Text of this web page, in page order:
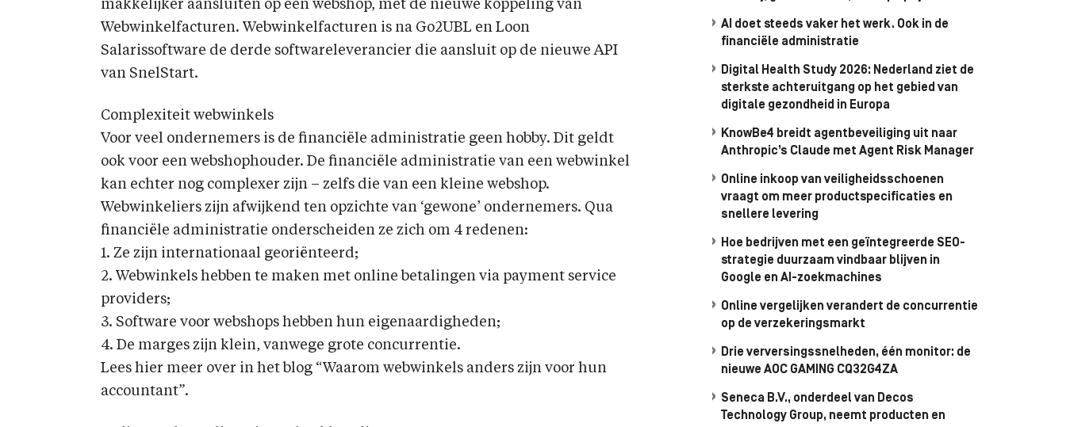
makkelijker aansluiten op een webshop, met de nieuwe koppeling van
Webwinkelfacturen. Webwinkelfacturen is na Go2UBL en Loon
Salarissoftware de derde softwareleverancier die aansluit op de nieuwe API
van SnelStart.
Complexiteit webwinkels
Voor veel ondernemers is de financiële administratie geen hobby. Dit geldt
ook voor een webshophouder. De financiële administratie van een webwinkel
kan echter nog complexer zijn – zelfs die van een kleine webshop.
Webwinkeliers zijn afwijkend ten opzichte van ‘gewone’ ondernemers. Qua
financiële administratie onderscheiden ze zich om 4 redenen:
1. Ze zijn internationaal georiënteerd;
2. Webwinkels hebben te maken met online betalingen via payment service
providers;
3. Software voor webshops hebben hun eigenaardigheden;
4. De marges zijn klein, vanwege grote concurrentie.
Lees hier meer over in het blog “Waarom webwinkels anders zijn voor hun
accountant”.
AI doet steeds vaker het werk. Ook in de
financiële administratie
Digital Health Study 2026: Nederland ziet de
sterkste achteruitgang op het gebied van
digitale gezondheid in Europa
KnowBe4 breidt agentbeveiliging uit naar
Anthropic’s Claude met Agent Risk Manager
Online inkoop van veiligheidsschoenen
vraagt om meer productspecificaties en
snellere levering
Hoe bedrijven met een geïntegreerde SEO-
strategie duurzaam vindbaar blijven in
Google en AI-zoekmachines
Online vergelijken verandert de concurrentie
op de verzekeringsmarkt
Drie verversingssnelheden, één monitor: de
nieuwe AOC GAMING CQ32G4ZA
Seneca B.V., onderdeel van Decos
Technology Group, neemt producten en